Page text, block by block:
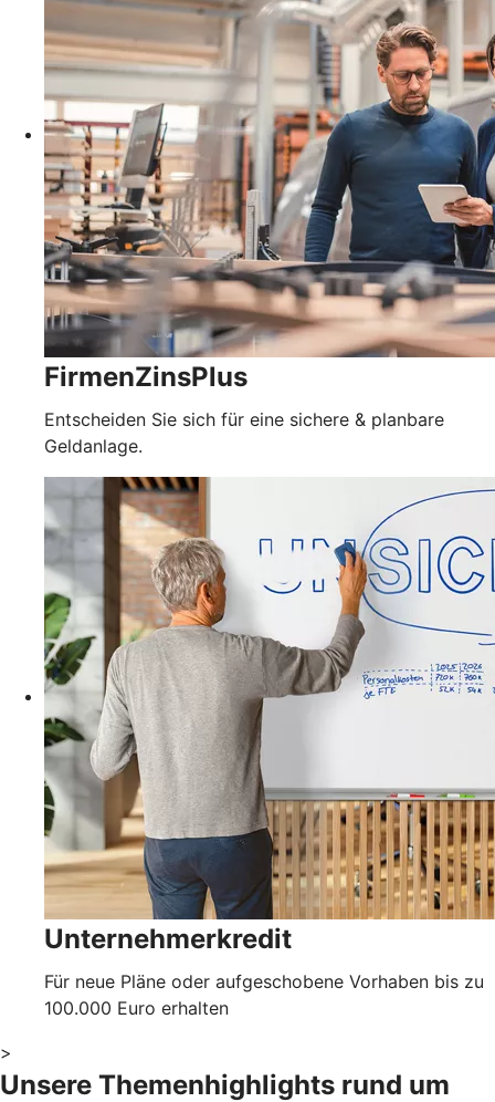
FirmenZinsPlus
Entscheiden Sie sich für eine sichere & planbare
Geldanlage.
Unternehmerkredit
Für neue Pläne oder aufgeschobene Vorhaben bis zu
100.000 Euro erhalten
>
Unsere Themenhighlights rund um